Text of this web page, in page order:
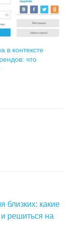
в контексте
что
близких: какие
и решиться на